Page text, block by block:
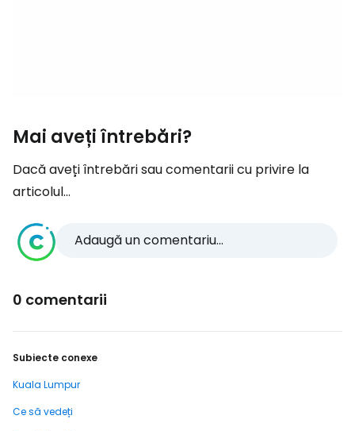
Mai aveți întrebări?
Dacă aveți întrebări sau comentarii cu privire la
articolul...
Adaugă un comentariu...
0 comentarii
Subiecte conexe
Kuala Lumpur
Ce să vedeți